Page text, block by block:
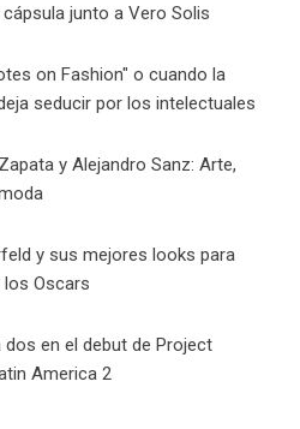
junto a Vero Solis
on Fashion" o cuando la
seducir por los intelectuales
y Alejandro Sanz: Arte,
y sus mejores looks para
los Oscars
dos en el debut de Project
America 2